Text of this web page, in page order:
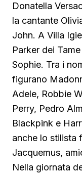
Donatella
la cantante
John. A Villa
Parker dei
Sophie. Tra i
figurano
Adele, Robbie
Perry, Pedro
Blackpink e
anche lo stilista
Jacquemus,
Nella giornata